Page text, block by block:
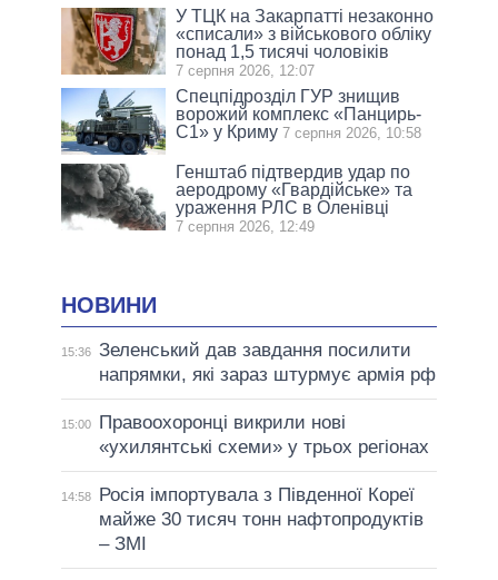
У ТЦК на Закарпатті незаконно
«списали» з військового обліку
понад 1,5 тисячі чоловіків
7 серпня 2026, 12:07
Спецпідрозділ ГУР знищив
ворожий комплекс «Панцирь-
С1» у Криму 7 серпня 2026, 10:58
Генштаб підтвердив удар по
аеродрому «Гвардійське» та
ураження РЛС в Оленівці
7 серпня 2026, 12:49
НОВИНИ
15:36 Зеленський дав завдання посилити
напрямки, які зараз штурмує армія рф
15:00
Правоохоронці викрили нові
«ухилянтські схеми» у трьох регіонах
14:58
Росія імпортувала з Південної Кореї
майже 30 тисяч тонн нафтопродуктів
– ЗМІ